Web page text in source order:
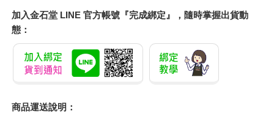
加入金石堂 LINE 官方帳號『完成綁定』，隨時掌握出貨動
態：
商品運送說明：